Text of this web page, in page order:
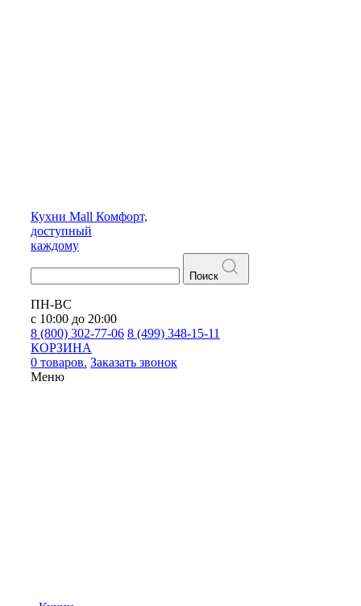
Кухни Mall Комфорт,
доступный
каждому
Поиск
ПН-ВС
с 10:00 до 20:00
8 (800) 302-77-06 8 (499) 348-15-11
КОРЗИНА
0 товаров. Заказать звонок
Меню